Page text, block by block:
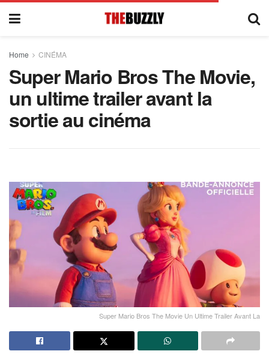
Home CINÉMA
Super Mario Bros The Movie,
un ultime trailer avant la
sortie au cinéma
Super Mario Bros The Movie Un Ultime Trailer Avant La